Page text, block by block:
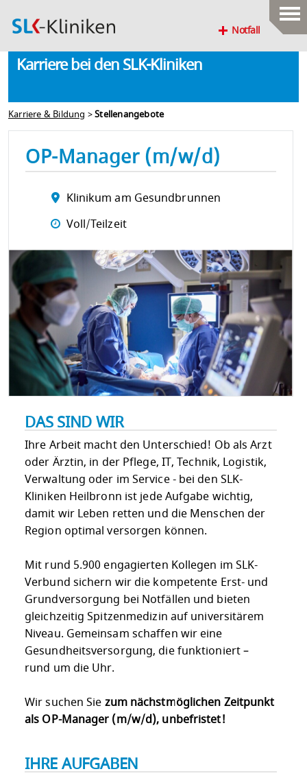
Notfall
Karriere bei den SLK-Kliniken
Karriere & Bildung >Stellenangebote
OP-Manager (m/w/d)
Klinikum am Gesundbrunnen
Voll/Teilzeit
DAS SIND WIR
Ihre Arbeit macht den Unterschied! Ob als Arzt
oder Ärztin, in der Pflege, IT, Technik, Logistik,
Verwaltung oder im Service - bei den SLK-
Kliniken Heilbronn ist jede Aufgabe wichtig,
damit wir Leben retten und die Menschen der
Region optimal versorgen können.
Mit rund 5.900 engagierten Kollegen im SLK-
Verbund sichern wir die kompetente Erst- und
Grundversorgung bei Notfällen und bieten
gleichzeitig Spitzenmedizin auf universitärem
Niveau. Gemeinsam schaffen wir eine
Gesundheitsversorgung, die funktioniert –
rund um die Uhr.
Wir suchen Sie zum nächstmöglichen Zeitpunkt
als OP-Manager (m/w/d), unbefristet!
IHRE AUFGABEN